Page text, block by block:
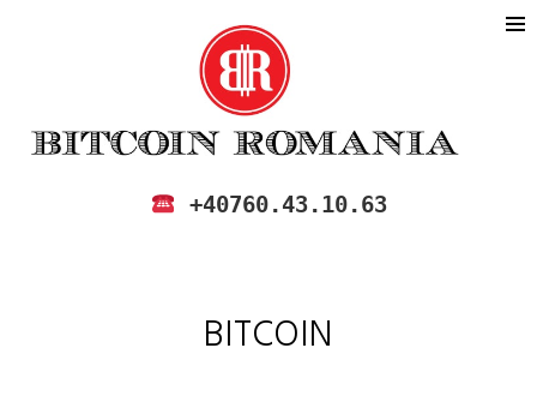
BITCOIN ROMANIA
CUMPARA SI VINDE BITCOIN IN
+40760.43.10.63
BITCOIN